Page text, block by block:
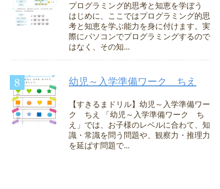
プログラミング的思考と知恵を学ぼう
はじめに、ここではプログラミング的思
考と知恵を学ぶ能力を身に付けます。実
際にパソコンでプログラミングするので
はなく、その知...
幼児～入学準備ワーク ちえ
【すきるまドリル】幼児～入学準備ワー
ク ちえ 「幼児～入学準備ワーク ち
え」では、お子様のレベルに合わて、知
識・常識を問う問題や、観察力・推理力
を延ばす問題で...